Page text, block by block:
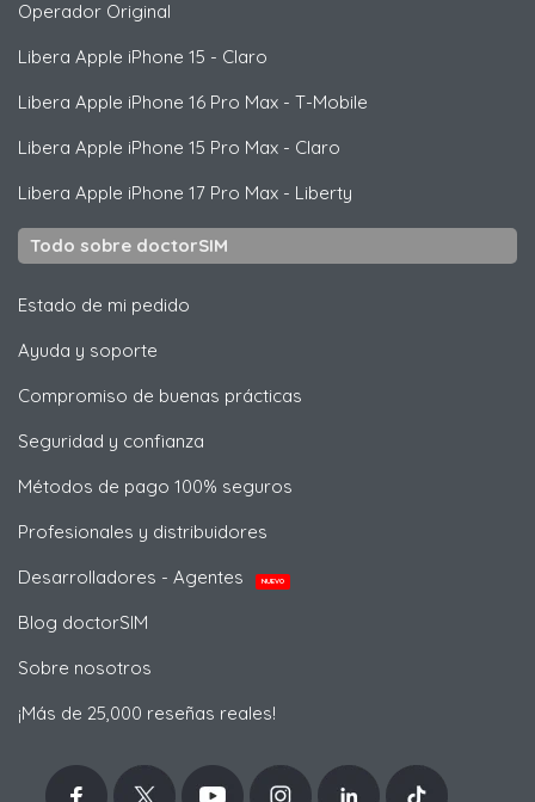
Operador Original
Libera Apple iPhone 15 - Claro
Libera Apple iPhone 16 Pro Max - T-Mobile
Libera Apple iPhone 15 Pro Max - Claro
Libera Apple iPhone 17 Pro Max - Liberty
Todo sobre doctorSIM
Estado de mi pedido
Ayuda y soporte
Compromiso de buenas prácticas
Seguridad y confianza
Métodos de pago 100% seguros
Profesionales y distribuidores
Desarrolladores - Agentes
NUEVO
Blog doctorSIM
Sobre nosotros
¡Más de 25,000 reseñas reales!